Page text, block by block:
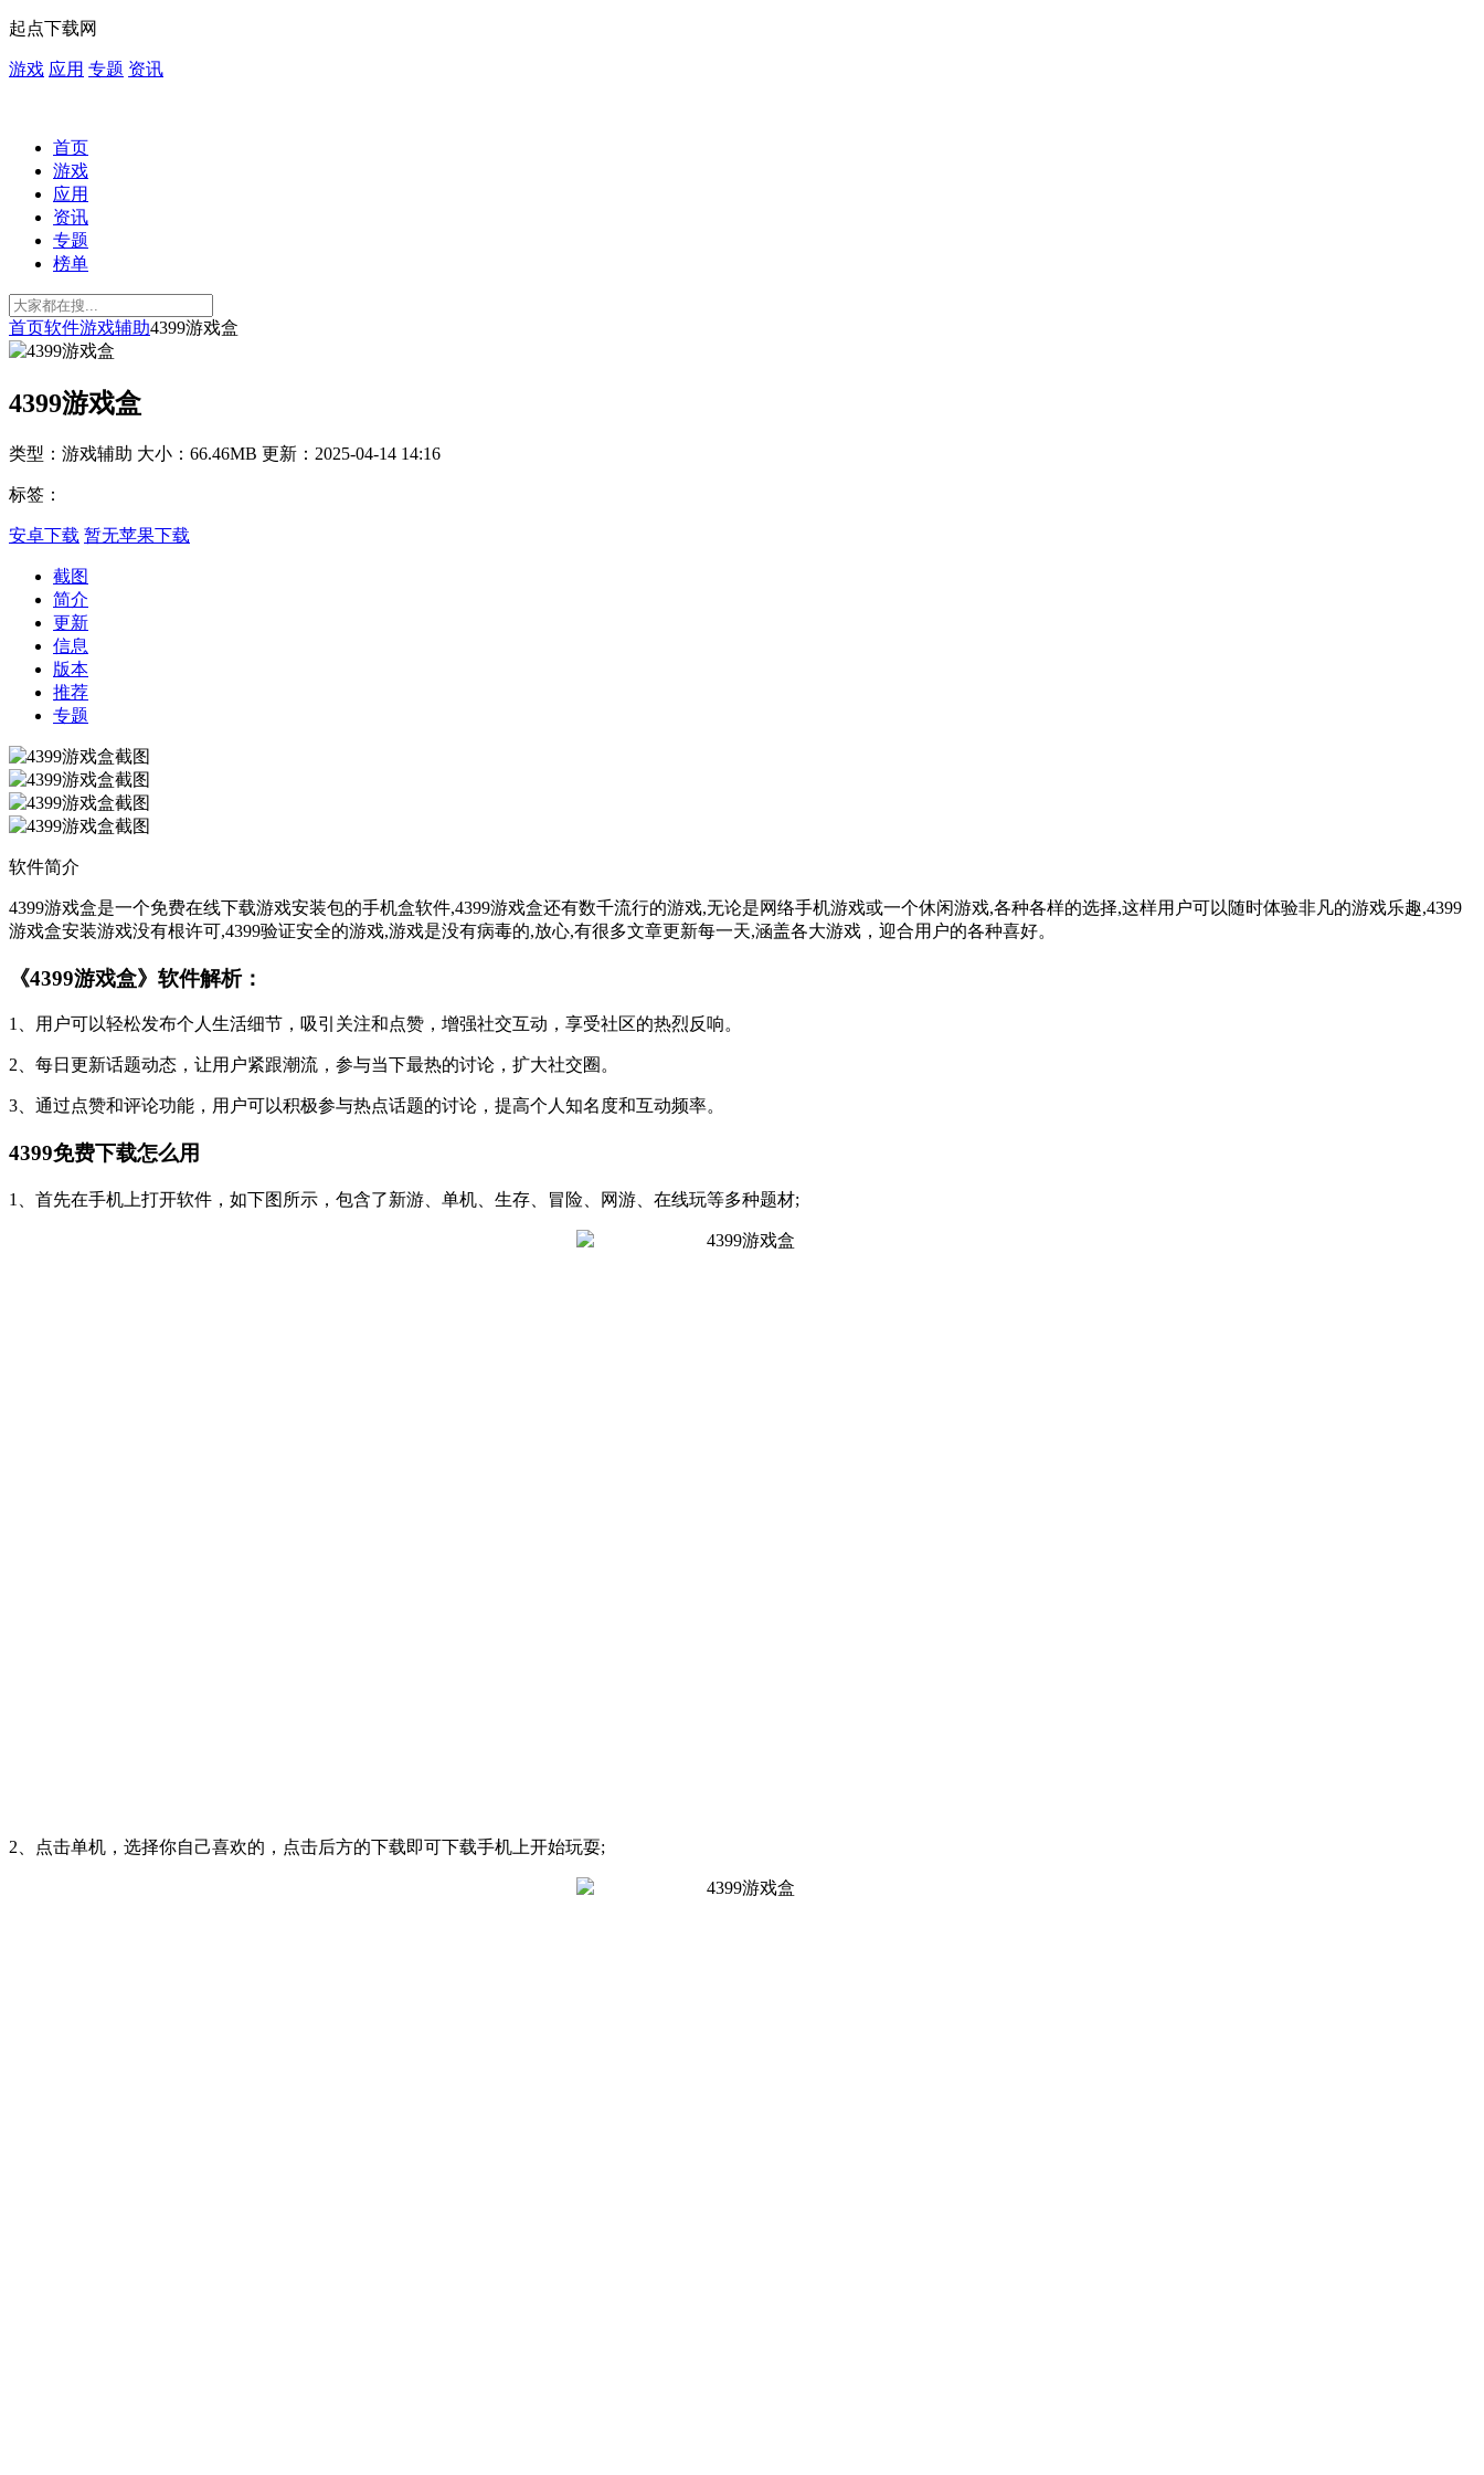
起点下载网
游戏 应用 专题 资讯
首页
游戏
应用
资讯
专题
榜单
首页软件游戏辅助4399游戏盒
4399游戏盒
类型：游戏辅助 大小：66.46MB 更新：2025-04-14 14:16
标签：
安卓下载 暂无苹果下载
截图
简介
更新
信息
版本
推荐
专题
软件简介
4399游戏盒是一个免费在线下载游戏安装包的手机盒软件,4399游戏盒还有数千流行的游戏,无论是网络手机游戏或一个休闲游戏,各种各样的选择,这样用户可以随时体验非凡的游戏乐趣,4399
游戏盒安装游戏没有根许可,4399验证安全的游戏,游戏是没有病毒的,放心,有很多文章更新每一天,涵盖各大游戏，迎合用户的各种喜好。
《4399游戏盒》软件解析：
1、用户可以轻松发布个人生活细节，吸引关注和点赞，增强社交互动，享受社区的热烈反响。
2、每日更新话题动态，让用户紧跟潮流，参与当下最热的讨论，扩大社交圈。
3、通过点赞和评论功能，用户可以积极参与热点话题的讨论，提高个人知名度和互动频率。
4399免费下载怎么用
1、首先在手机上打开软件，如下图所示，包含了新游、单机、生存、冒险、网游、在线玩等多种题材;
2、点击单机，选择你自己喜欢的，点击后方的下载即可下载手机上开始玩耍;